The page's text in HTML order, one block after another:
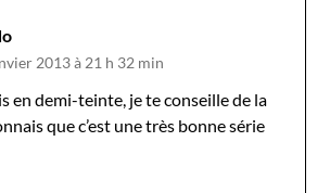
2013 à 21 h 32 min
en demi-teinte, je te conseille de la
que c’est une très bonne série